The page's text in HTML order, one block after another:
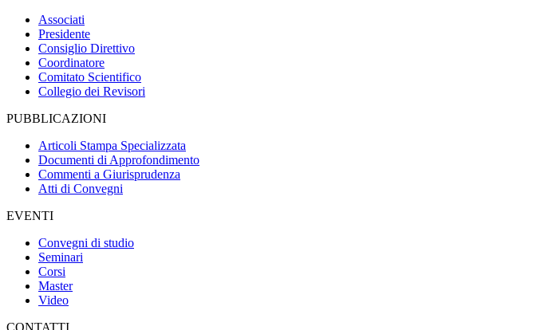
Associati
Presidente
Consiglio Direttivo
Coordinatore
Comitato Scientifico
Collegio dei Revisori
PUBBLICAZIONI
Articoli Stampa Specializzata
Documenti di Approfondimento
Commenti a Giurisprudenza
Atti di Convegni
EVENTI
Convegni di studio
Seminari
Corsi
Master
Video
CONTATTI